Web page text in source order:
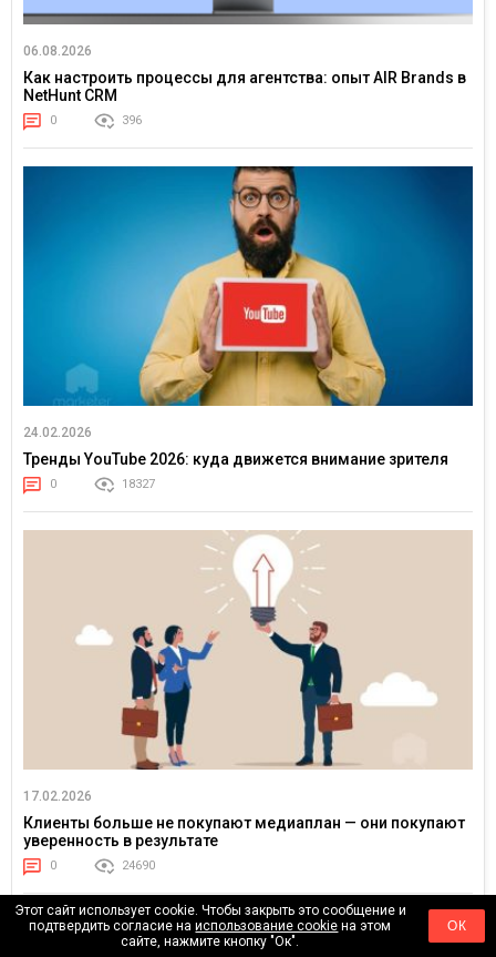
06.08.2026
Как настроить процессы для агентства: опыт AIR Brands в
NetHunt CRM
0 396
24.02.2026
Тренды YouTube 2026: куда движется внимание зрителя
0 18327
17.02.2026
Клиенты больше не покупают медиаплан — они покупают
уверенность в результате
0 24690
Этот сайт использует cookie. Чтобы закрыть это сообщение и
подтвердить согласие наиспользование cookie на этом
сайте, нажмите кнопку "Ок".
ОК